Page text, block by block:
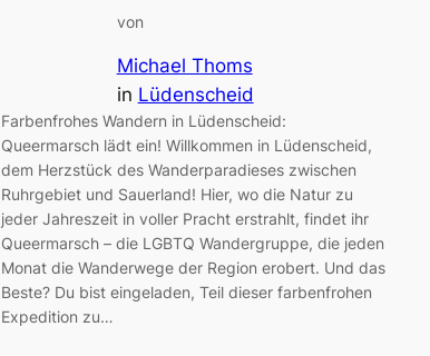
von
Michael Thoms
in Lüdenscheid
Farbenfrohes Wandern in Lüdenscheid:
Queermarsch lädt ein! Willkommen in Lüdenscheid,
dem Herzstück des Wanderparadieses zwischen
Ruhrgebiet und Sauerland! Hier, wo die Natur zu
jeder Jahreszeit in voller Pracht erstrahlt, findet ihr
Queermarsch – die LGBTQ Wandergruppe, die jeden
Monat die Wanderwege der Region erobert. Und das
Beste? Du bist eingeladen, Teil dieser farbenfrohen
Expedition zu…